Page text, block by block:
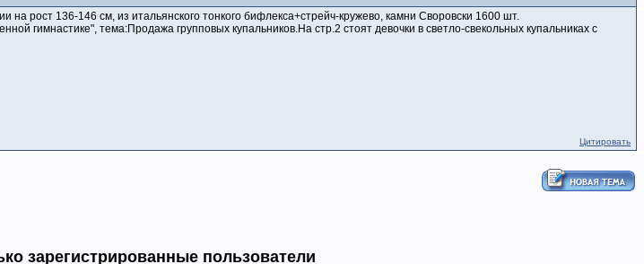
на рост 136-146 см, из итальянского тонкого бифлекса+стрейч-кружево, камни Своровски 1600 шт.
гимнастике", тема:Продажа групповых купальников.На стр.2 стоят девочки в светло-свекольных купальниках с
Цитировать
зарегистрированные пользователи